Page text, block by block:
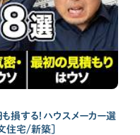
損する！ハウスメーカー選
住宅/新築］